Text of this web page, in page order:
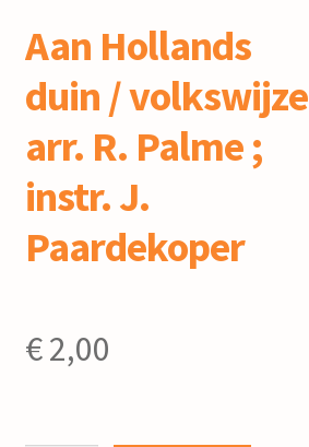
Aan Hollands
duin / volkswijze
arr. R. Palme ;
instr. J.
Paardekoper
€2,00